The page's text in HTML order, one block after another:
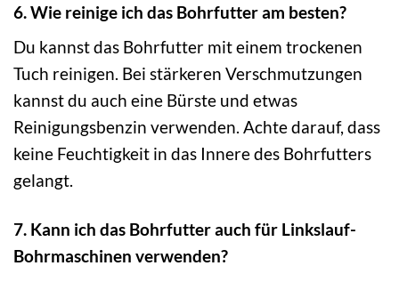
6. Wie reinige ich das Bohrfutter am besten?
Du kannst das Bohrfutter mit einem trockenen
Tuch reinigen. Bei stärkeren Verschmutzungen
kannst du auch eine Bürste und etwas
Reinigungsbenzin verwenden. Achte darauf, dass
keine Feuchtigkeit in das Innere des Bohrfutters
gelangt.
7. Kann ich das Bohrfutter auch für Linkslauf-
Bohrmaschinen verwenden?